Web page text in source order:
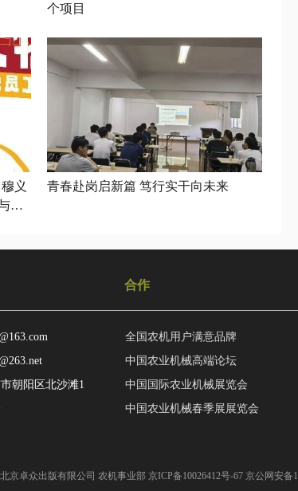
个项目
义
青春赴岗启新篇 笃行实干向未来
朝阳区北沙滩1
合作
全国农机用户满意品牌
中国农业机械高端论坛
中国国际农业机械展览会
中国农业机械春季展展览会
北京卓众出版有限公司 农机事业部 京ICP备10026412号-67 京公网安备